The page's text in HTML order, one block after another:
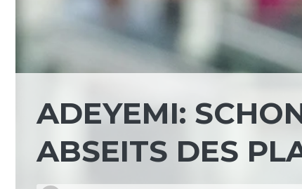
ADEYEMI:
ABSEITS DES